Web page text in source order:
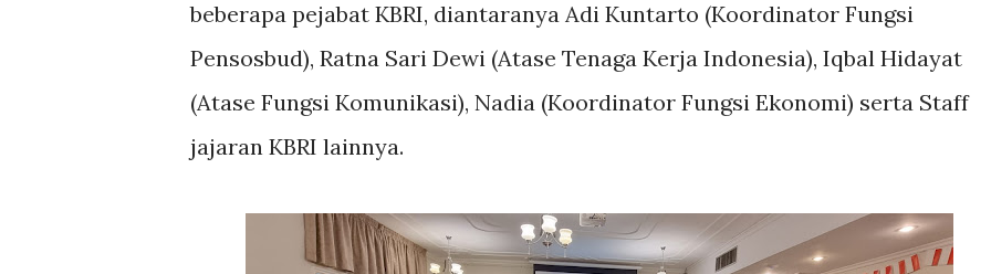
beberapa pejabat KBRI, diantaranya Adi Kuntarto (Koordinator Fungsi
Pensosbud), Ratna Sari Dewi (Atase Tenaga Kerja Indonesia), Iqbal Hidayat
(Atase Fungsi Komunikasi), Nadia (Koordinator Fungsi Ekonomi) serta Staff
jajaran KBRI lainnya.